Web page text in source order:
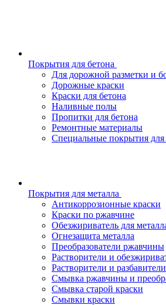
Покрытия для бетона
Для дорожной разметки и
Дорожные краски
Краски для бетона
Наливные полы
Пропитки для бетона
Ремонтные материалы
Специальные покрытия для
Покрытия для металла
Антикоррозионные краски
Краски по ржавчине
Обезжириватель для
Огнезащита металла
Преобразователи ржавчины
Растворители и
Растворители и
Смывка ржавчины и
Смывка старой краски
Смывки краски